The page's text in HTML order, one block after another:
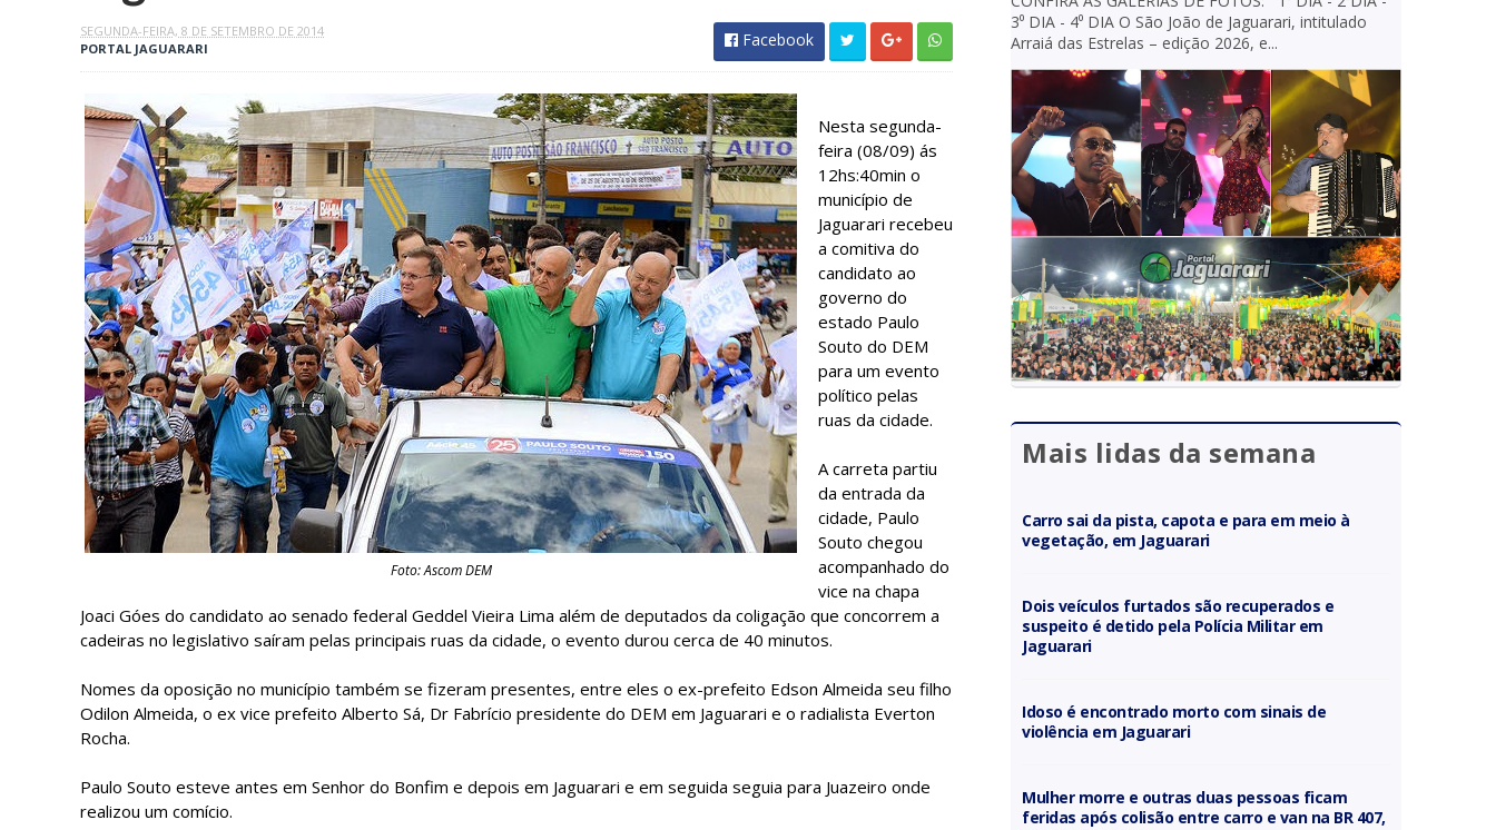
SEGUNDA-FEIRA, 8 DE SETEMBRO DE 2014
PORTAL JAGUARARI
Facebook
Foto: Ascom DEM
Nesta segunda-
feira (08/09) ás
12hs:40min o
município de
Jaguarari recebeu
a comitiva do
candidato ao
governo do
estado Paulo
Souto do DEM
para um evento
político pelas
ruas da cidade.
A carreta partiu
da entrada da
cidade, Paulo
Souto chegou
acompanhado do
vice na chapa
Joaci Góes do candidato ao senado federal Geddel Vieira Lima além de deputados da coligação que concorrem a
cadeiras no legislativo saíram pelas principais ruas da cidade, o evento durou cerca de 40 minutos.
Nomes da oposição no município também se fizeram presentes, entre eles o ex-prefeito Edson Almeida seu filho
Odilon Almeida, o ex vice prefeito Alberto Sá, Dr Fabrício presidente do DEM em Jaguarari e o radialista Everton
Rocha.
Paulo Souto esteve antes em Senhor do Bonfim e depois em Jaguarari e em seguida seguia para Juazeiro onde
realizou um comício.
3⁰ DIA - 4⁰ DIA O São João de Jaguarari, intitulado
Arraiá das Estrelas – edição 2026, e...
Mais lidas da semana
Carro sai da pista, capota e para em meio à
vegetação, em Jaguarari
Dois veículos furtados são recuperados e
suspeito é detido pela Polícia Militar em
Jaguarari
Idoso é encontrado morto com sinais de
violência em Jaguarari
Mulher morre e outras duas pessoas ficam
feridas após colisão entre carro e van na BR 407,